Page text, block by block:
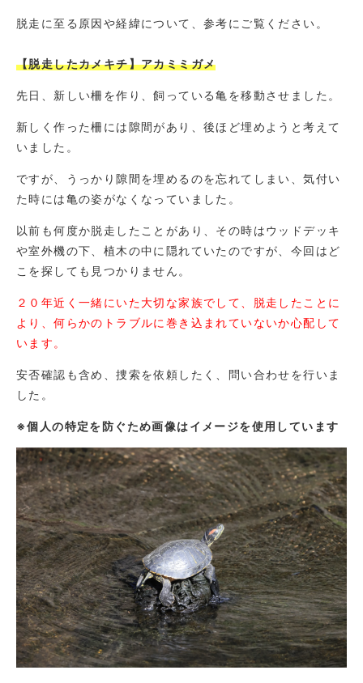
脱走に至る原因や経緯について、参考にご覧ください。
【脱走したカメキチ】アカミミガメ
先日、新しい柵を作り、飼っている亀を移動させました。
新しく作った柵には隙間があり、後ほど埋めようと考えて
いました。
ですが、うっかり隙間を埋めるのを忘れてしまい、気付い
た時には亀の姿がなくなっていました。
以前も何度か脱走したことがあり、その時はウッドデッキ
や室外機の下、植木の中に隠れていたのですが、今回はど
こを探しても見つかりません。
２０年近く一緒にいた大切な家族でして、脱走したことに
より、何らかのトラブルに巻き込まれていないか心配して
います。
安否確認も含め、捜索を依頼したく、問い合わせを行いま
した。
※個人の特定を防ぐため画像はイメージを使用しています